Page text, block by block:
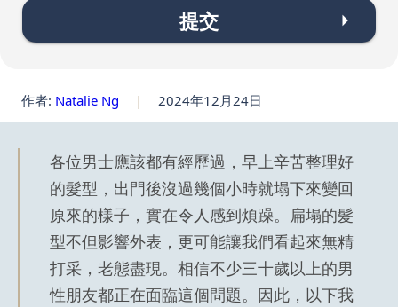
提交
作者: Natalie Ng | 2024年12月24日
各位男士應該都有經歷過，早上辛苦整理好
的髮型，出門後沒過幾個小時就塌下來變回
原來的樣子，實在令人感到煩躁。扁塌的髮
型不但影響外表，更可能讓我們看起來無精
打采，老態盡現。相信不少三十歲以上的男
性朋友都正在面臨這個問題。因此，以下我